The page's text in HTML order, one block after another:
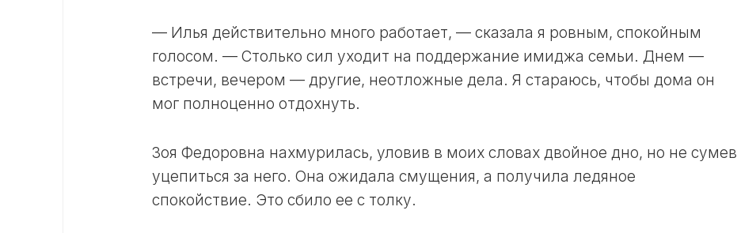
— Илья действительно много работает, — сказала я ровным, спокойным
голосом. — Столько сил уходит на поддержание имиджа семьи. Днем —
встречи, вечером — другие, неотложные дела. Я стараюсь, чтобы дома он
мог полноценно отдохнуть.
Зоя Федоровна нахмурилась, уловив в моих словах двойное дно, но не сумев
уцепиться за него. Она ожидала смущения, а получила ледяное
спокойствие. Это сбило ее с толку.